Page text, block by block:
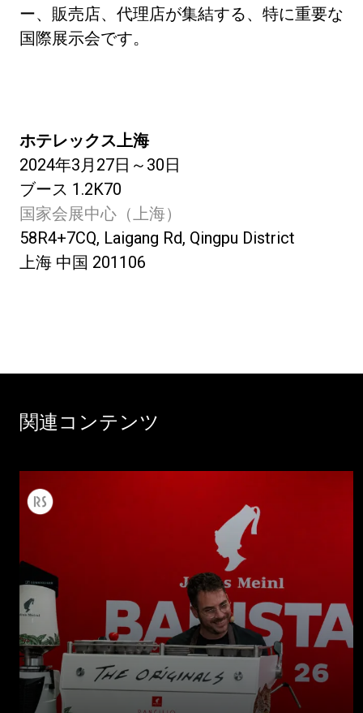
ー、販売店、代理店が集結する、特に重要な
国際展示会です。
ホテレックス上海
2024年3月27日～30日
ブース 1.2K70
国家会展中心（上海）
58R4+7CQ, Laigang Rd, Qingpu District
上海 中国 201106
関連コンテンツ